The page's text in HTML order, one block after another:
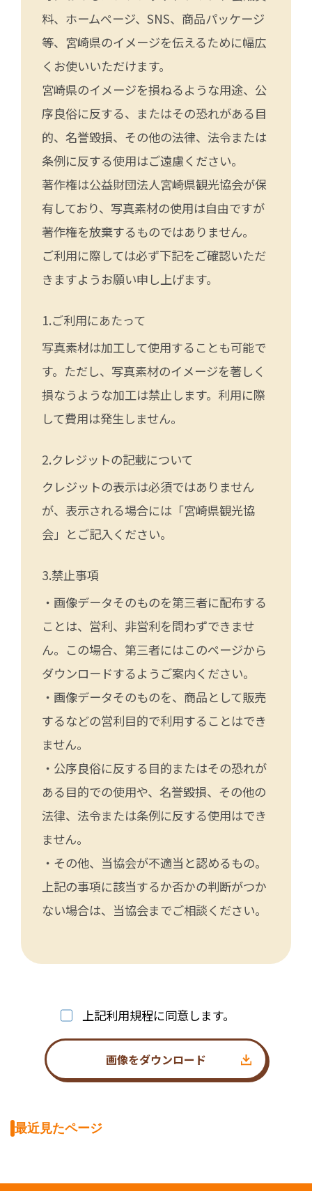
料、ホームページ、SNS、商品パッケージ
等、宮崎県のイメージを伝えるために幅広
くお使いいただけます。
宮崎県のイメージを損ねるような用途、公
序良俗に反する、またはその恐れがある目
的、名誉毀損、その他の法律、法令または
条例に反する使用はご遠慮ください。
著作権は公益財団法人宮崎県観光協会が保
有しており、写真素材の使用は自由ですが
著作権を放棄するものではありません。
ご利用に際しては必ず下記をご確認いただ
きますようお願い申し上げます。
ご利用にあたって
写真素材は加工して使用することも可能で
す。ただし、写真素材のイメージを著しく
損なうような加工は禁止します。利用に際
して費用は発生しません。
クレジットの記載について
クレジットの表示は必須ではありません
が、表示される場合には「宮崎県観光協
会」とご記入ください。
禁止事項
・画像データそのものを第三者に配布する
ことは、営利、非営利を問わずできませ
ん。この場合、第三者にはこのページから
ダウンロードするようご案内ください。
・画像データそのものを、商品として販売
するなどの営利目的で利用することはでき
ません。
・公序良俗に反する目的またはその恐れが
ある目的での使用や、名誉毀損、その他の
法律、法令または条例に反する使用はでき
ません。
・その他、当協会が不適当と認めるもの。
上記の事項に該当するか否かの判断がつか
ない場合は、当協会までご相談ください。
上記利用規程に同意します。
画像をダウンロード
最近見たページ